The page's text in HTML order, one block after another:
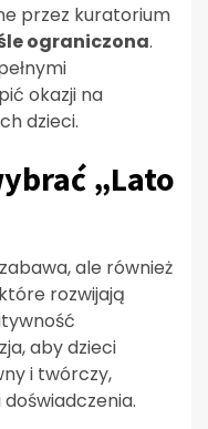
przez kuratorium
ograniczona.
okazji na
dzieci.
„Lato
ale również
rozwijają
aby dzieci
i twórczy,